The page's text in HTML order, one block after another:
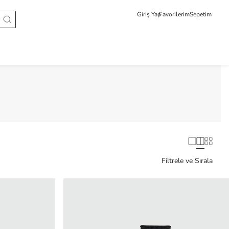
Giriş YapFavorilerimSepetim
Filtrele ve Sırala